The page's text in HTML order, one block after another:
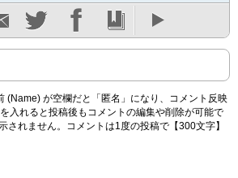
(Name) が空欄だと「匿名」になり、コメント反映
入れると投稿後もコメントの編集や削除が可能で
されません。コメントは1度の投稿で【300文字】